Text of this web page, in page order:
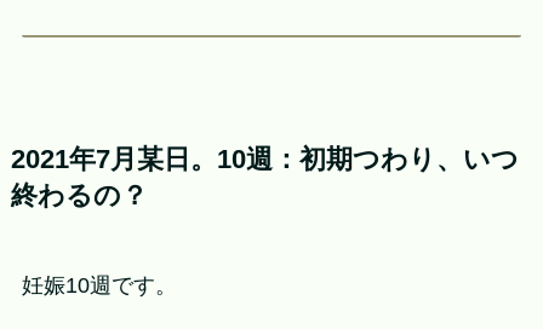
2021年7月某日。10週：初期つわり、いつ
終わるの？
妊娠10週です。